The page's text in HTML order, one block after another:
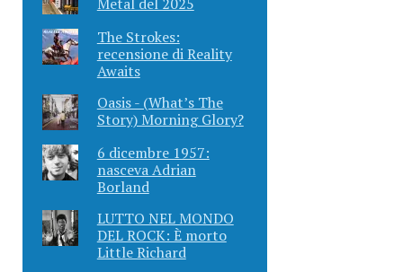
The Strokes:
recensione di Reality
Awaits
Oasis - (What’s The
Story) Morning Glory?
6 dicembre 1957:
nasceva Adrian
Borland
LUTTO NEL MONDO
DEL ROCK: È morto
Little Richard